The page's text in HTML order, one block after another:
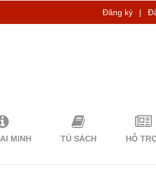
Đăng ký |
MINH TỦ SÁCH HỖ